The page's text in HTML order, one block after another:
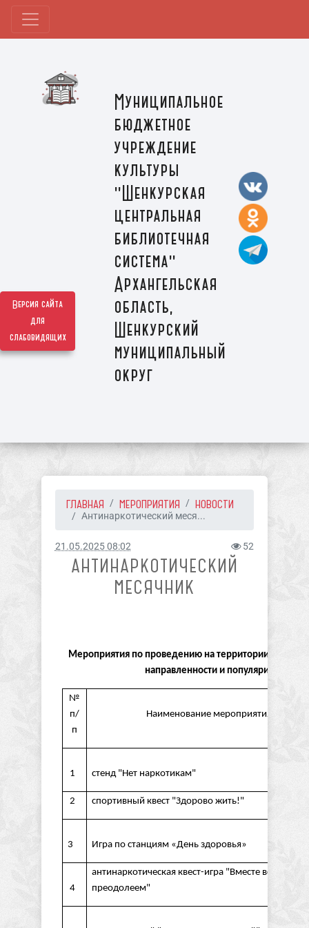
Версия сайта
для
слабовидящих
Муниципальное
бюджетное
учреждение
культуры
"Шенкурская
центральная
библиотечная
система"
Архангельская
область,
Шенкурский
муниципальный
округ
ГЛАВНАЯ МЕРОПРИЯТИЯ НОВОСТИ
Антинаркотический меся...
21.05.2025 08:02 52
АНТИНАРКОТИЧЕСКИЙ
МЕСЯЧНИК
Мероприятия по проведению на территории
направленности и популяризации
№
п/
п
Наименование мероприятия
1 стенд "Нет наркотикам"
2 спортивный квест "Здорово жить!"
3 Игра по станциям «День здоровья»
4
антинаркотическая квест-игра "Вместе все
преодолеем"